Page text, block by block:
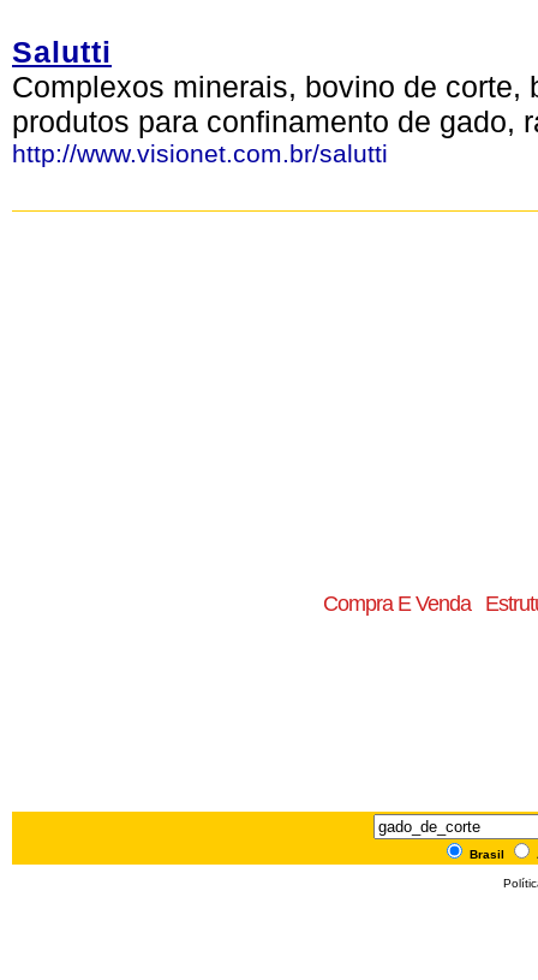
Salutti
Complexos minerais, bovino de
produtos para confinamento de gado,
http://www.visionet.com.br/salutti
Compra E Venda
Brasil